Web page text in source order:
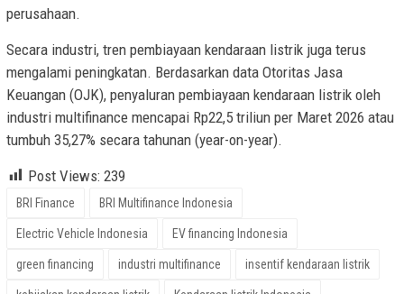
perusahaan.
Secara industri, tren pembiayaan kendaraan listrik juga terus
mengalami peningkatan. Berdasarkan data Otoritas Jasa
Keuangan (OJK), penyaluran pembiayaan kendaraan listrik oleh
industri multifinance mencapai Rp22,5 triliun per Maret 2026 atau
tumbuh 35,27% secara tahunan (year-on-year).
Post Views: 239
BRI Finance BRI Multifinance Indonesia
Electric Vehicle Indonesia EV financing Indonesia
green financing industri multifinance insentif kendaraan listrik